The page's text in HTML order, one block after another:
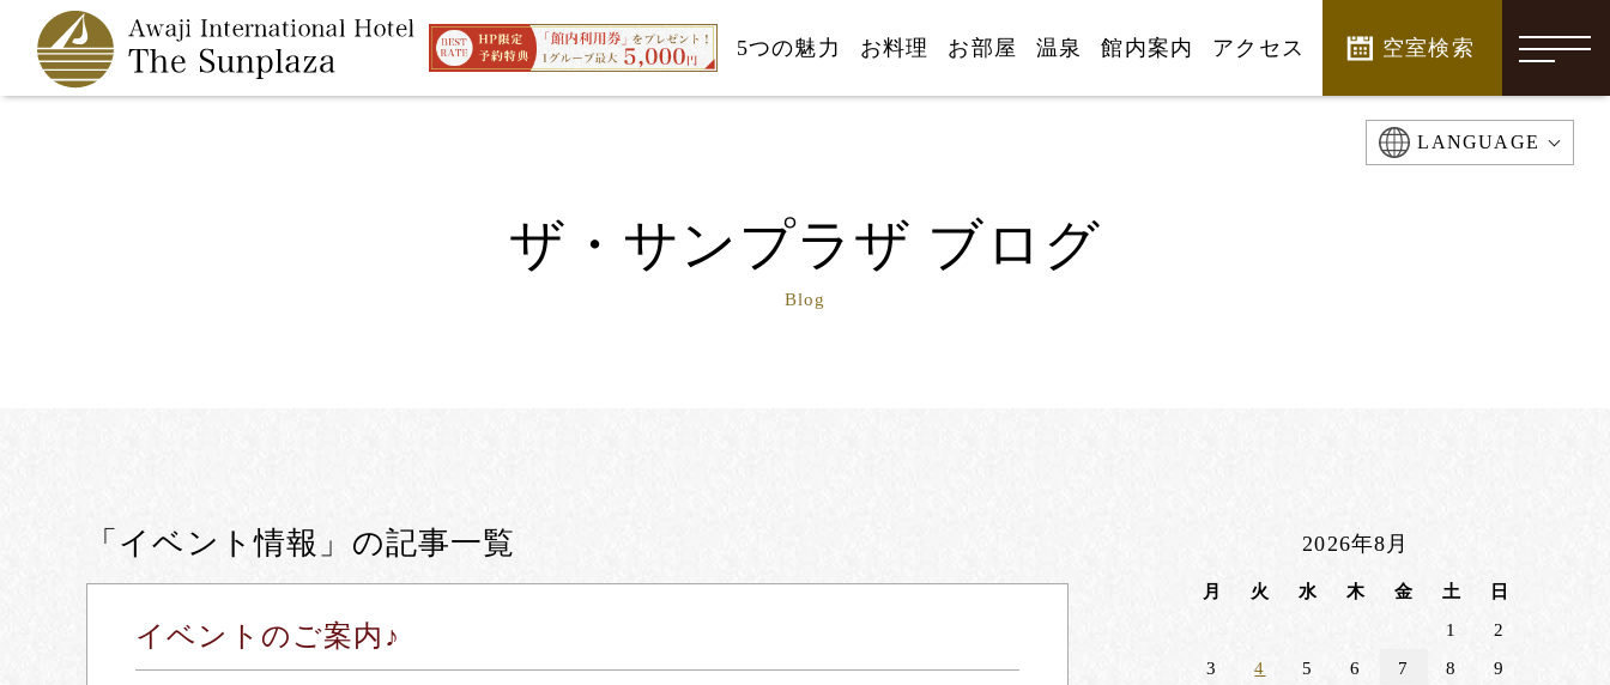
5つの魅力 お料理 お部屋 温泉 館内案内 アクセス 空室検索
LANGUAGE
ザ・サンプラザ ブログ
Blog
「イベント情報」の記事一覧
イベントのご案内♪
2026年8月
月 火 水 木 金 土
日
1
2
3
4 5 6 7 8
9